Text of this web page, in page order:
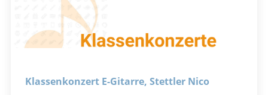
Klassenkonzert E-Gitarre, Stettler Nico